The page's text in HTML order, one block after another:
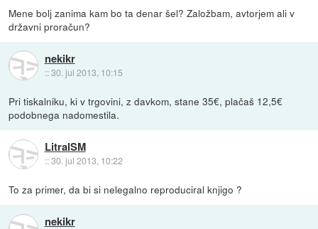
Mene bolj zanima kam bo ta denar šel? Založbam, avtorjem ali v
državni proračun?
nekikr
::30. jul 2013, 10:15
Pri tiskalniku, ki v trgovini, z davkom, stane 35€, plačaš 12,5€
podobnega nadomestila.
LitralSM
::30. jul 2013, 10:22
To za primer, da bi si nelegalno reproduciral knjigo ?
nekikr